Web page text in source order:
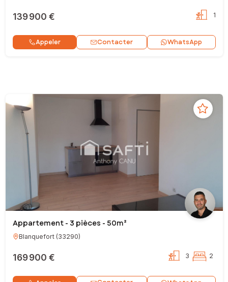
139 900 € 1
Appeler Contacter WhatsApp
Appartement - 3 pièces - 50m²
Blanquefort(33290)
169 900 € 3 2